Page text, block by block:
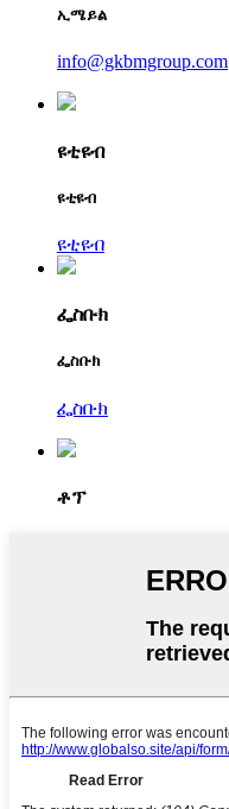
ኢሜይል
info@gkbmgroup.com
ዩቲዩብ
ዩቲዩብ
ዩቲዩብ
ፌስቡክ
ፌስቡክ
ፌስቡክ
ቶፕ